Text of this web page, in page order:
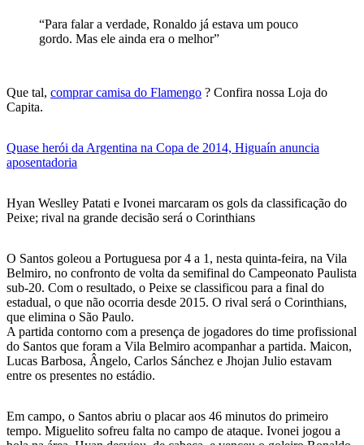
“Para falar a verdade, Ronaldo já estava um pouco
gordo. Mas ele ainda era o melhor”
Que tal, comprar camisa do Flamengo ? Confira nossa Loja do
Capita.
Quase herói da Argentina na Copa de 2014, Higuaín anuncia
aposentadoria
Hyan Weslley Patati e Ivonei marcaram os gols da classificação do
Peixe; rival na grande decisão será o Corinthians
O Santos goleou a Portuguesa por 4 a 1, nesta quinta-feira, na Vila
Belmiro, no confronto de volta da semifinal do Campeonato Paulista
sub-20. Com o resultado, o Peixe se classificou para a final do
estadual, o que não ocorria desde 2015. O rival será o Corinthians,
que elimina o São Paulo.
A partida contorno com a presença de jogadores do time profissional
do Santos que foram a Vila Belmiro acompanhar a partida. Maicon,
Lucas Barbosa, Ângelo, Carlos Sánchez e Jhojan Julio estavam
entre os presentes no estádio.
Em campo, o Santos abriu o placar aos 46 minutos do primeiro
tempo. Miguelito sofreu falta no campo de ataque. Ivonei jogou a